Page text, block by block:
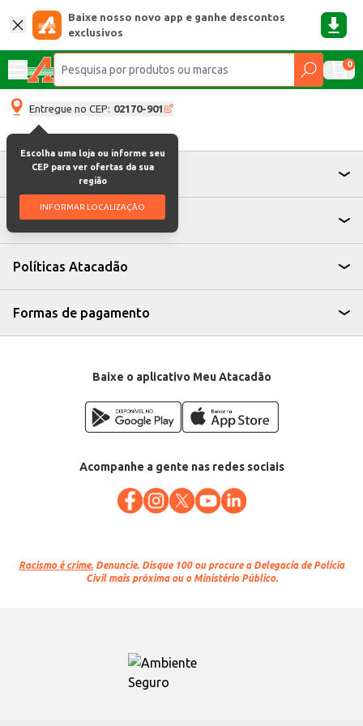
Baixe nosso novo app e ganhe descontos
exclusivos
0
Entregue no CEP: 02170-901
Escolha uma loja ou informe seu
CEP para ver ofertas da sua
região
INFORMAR LOCALIZAÇÃO
Atendimento
Institucional
Políticas Atacadão
Formas de pagamento
Baixe o aplicativo Meu Atacadão
Acompanhe a gente nas redes sociais
Racismo é crime. Denuncie. Disque 100 ou procure a Delegacia de Polícia
Civil mais próxima ou o Ministério Público.